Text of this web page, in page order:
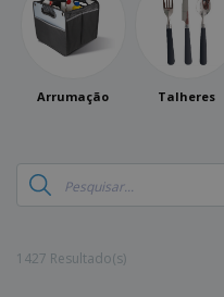
Arrumação Talheres
1427 Resultado(s)